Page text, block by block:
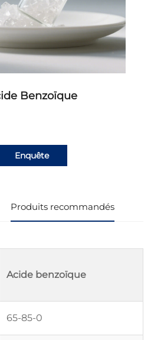
Benzoïque
Enquête
Produits recommandés
Acide benzoïque
65-85-0